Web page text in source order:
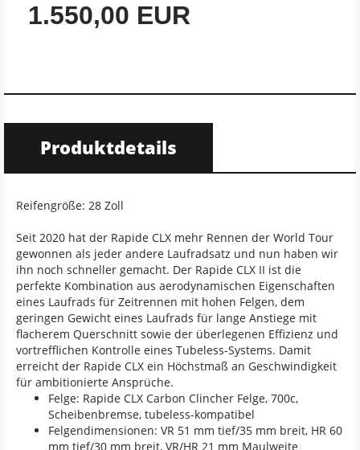
1.550,00 EUR
Produktdetails
Reifengröße: 28 Zoll
Seit 2020 hat der Rapide CLX mehr Rennen der World Tour
gewonnen als jeder andere Laufradsatz und nun haben wir
ihn noch schneller gemacht. Der Rapide CLX II ist die
perfekte Kombination aus aerodynamischen Eigenschaften
eines Laufrads für Zeitrennen mit hohen Felgen, dem
geringen Gewicht eines Laufrads für lange Anstiege mit
flacherem Querschnitt sowie der überlegenen Effizienz und
vortrefflichen Kontrolle eines Tubeless-Systems. Damit
erreicht der Rapide CLX ein Höchstmaß an Geschwindigkeit
für ambitionierte Ansprüche.
Felge: Rapide CLX Carbon Clincher Felge, 700c,
Scheibenbremse, tubeless-kompatibel
Felgendimensionen: VR 51 mm tief/35 mm breit, HR 60
mm tief/30 mm breit, VR/HR 21 mm Maulweite